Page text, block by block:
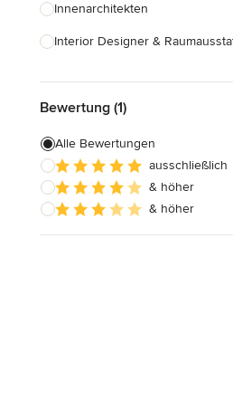
Innenarchitekten
Interior Designer &
Landschaftsarchitekten
Armaturen & Sanitärbedarf
Beleuchtung
Einbauschränke
Bewertung (1)
Alle Bewertungen
ausschließlich
& höher
& höher